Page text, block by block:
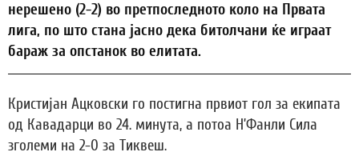
нерешено (2-2) во претпоследното коло на Првата
лига, по што стана јасно дека битолчани ќе играат
бараж за опстанок во елитата.
Кристијан Ацковски го постигна првиот гол за екипата
од Кавадарци во 24. минута, а потоа Н’Фанли Сила
зголеми на 2-0 за Тиквеш.